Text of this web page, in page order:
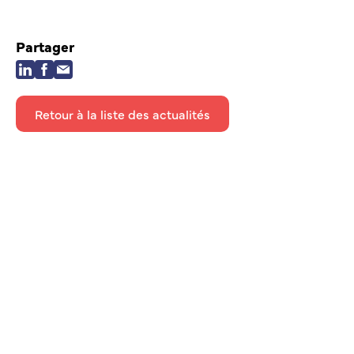
Partager
Retour à la liste des actualités